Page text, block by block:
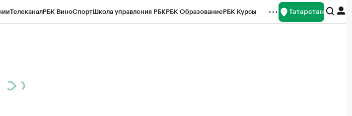
ТелеканалРБК ВиноСпортШкола управления РБКРБК ОбразованиеРБК Курсы Татарстан